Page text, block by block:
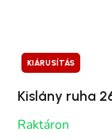
KIÁRUSÍTÁS
Kislány ruha
Raktáron